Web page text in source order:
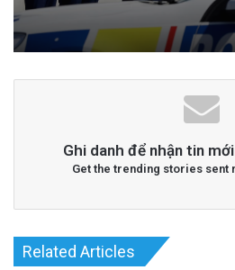
Ghi danh để nhận tin
Get the trending stories sent
Related Articles